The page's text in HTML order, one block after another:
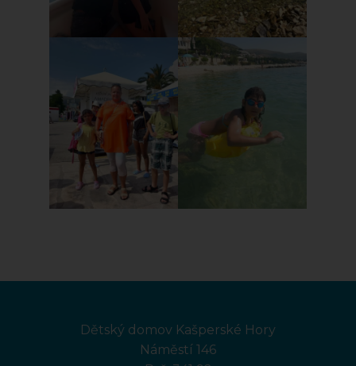
Dětský domov Kašperské Hory
Náměstí 146